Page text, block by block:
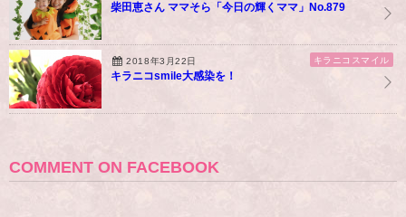
柴田恵さん ママそら「今日の輝くママ」No.879
2018年3月22日 キラニコスマイル
キラニコsmile大感染を！
COMMENT ON FACEBOOK